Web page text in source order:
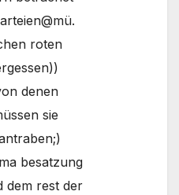
roten
denen
sie
besatzung
dem rest der